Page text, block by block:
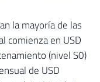
la mayoría de las
comienza en USD
(nivel S0)
de USD